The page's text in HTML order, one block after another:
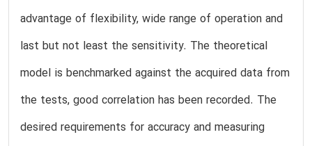
advantage of flexibility, wide range of operation and
last but not least the sensitivity. The theoretical
model is benchmarked against the acquired data from
the tests, good correlation has been recorded. The
desired requirements for accuracy and measuring